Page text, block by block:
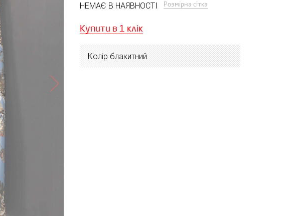
НЕМАЄ В НАЯВНОСТІ Розмірна сітка
Купити в 1 клік
Колір блакитний